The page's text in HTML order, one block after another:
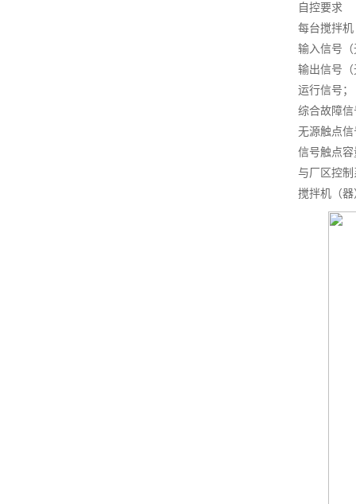
自控要求
每台搅拌
输入信号
输出信号
运行信号；
综合故障信
无源触点
信号触点
与厂区控
搅拌机（